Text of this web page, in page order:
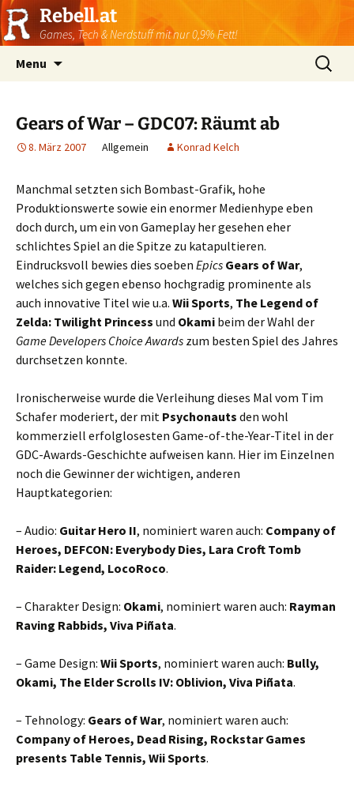
Rebell.at
Games, Tech & Nerdstuff mit nur 0,9% Fett!
Menu
Suchen
nach:
Gears of War – GDC07: Räumt ab
8. März 2007 Allgemein Konrad Kelch
Manchmal setzten sich Bombast-Grafik, hohe
Produktionswerte sowie ein enormer Medienhype eben
doch durch, um ein von Gameplay her gesehen eher
schlichtes Spiel an die Spitze zu katapultieren.
Eindrucksvoll bewies dies soeben Epics Gears of War,
welches sich gegen ebenso hochgradig prominente als
auch innovative Titel wie u.a. Wii Sports, The Legend of
Zelda: Twilight Princess und Okami beim der Wahl der
Game Developers Choice Awards zum besten Spiel des Jahres
durchsetzen konnte.
Ironischerweise wurde die Verleihung dieses Mal vom Tim
Schafer moderiert, der mit Psychonauts den wohl
kommerziell erfolglosesten Game-of-the-Year-Titel in der
GDC-Awards-Geschichte aufweisen kann. Hier im Einzelnen
noch die Gewinner der wichtigen, anderen
Hauptkategorien:
– Audio: Guitar Hero II, nominiert waren auch: Company of
Heroes, DEFCON: Everybody Dies, Lara Croft Tomb
Raider: Legend, LocoRoco.
– Charakter Design: Okami, nominiert waren auch: Rayman
Raving Rabbids, Viva Piñata.
– Game Design: Wii Sports, nominiert waren auch: Bully,
Okami, The Elder Scrolls IV: Oblivion, Viva Piñata.
– Tehnology: Gears of War, nominiert waren auch:
Company of Heroes, Dead Rising, Rockstar Games
presents Table Tennis, Wii Sports.